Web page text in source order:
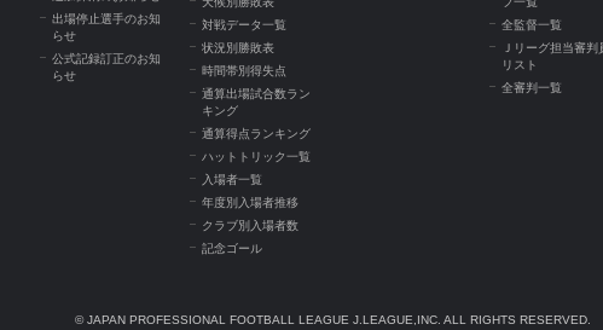
出場停止選手のお知
らせ
公式記録訂正のお知
らせ
対戦データ一覧
状況別勝敗表
時間帯別得失点
通算出場試合数ラン
キング
通算得点ランキング
ハットトリック一覧
入場者一覧
年度別入場者推移
クラブ別入場者数
記念ゴール
全監督一覧
Ｊリーグ担当審判
リスト
全審判一覧
© JAPAN PROFESSIONAL FOOTBALL LEAGUE J.LEAGUE,INC. ALL RIGHTS RESERVED.